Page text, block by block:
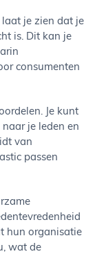
laat je zien dat je
is. Dit kan je
consumenten
Je kunt
je leden en
van
passen
hun organisatie
wat de